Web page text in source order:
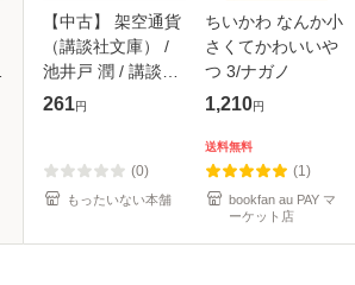
【中古】 架空通貨
（講談社文庫） /
池井戸 潤 / 講談社
[文庫]【メール便送
261円
(0)
もったいない本舗
ちいかわ なんか小
さくてかわいいや
つ 3/ナガノ
1,210円
送料無料
(1)
bookfan au PAY マ
ーケット店